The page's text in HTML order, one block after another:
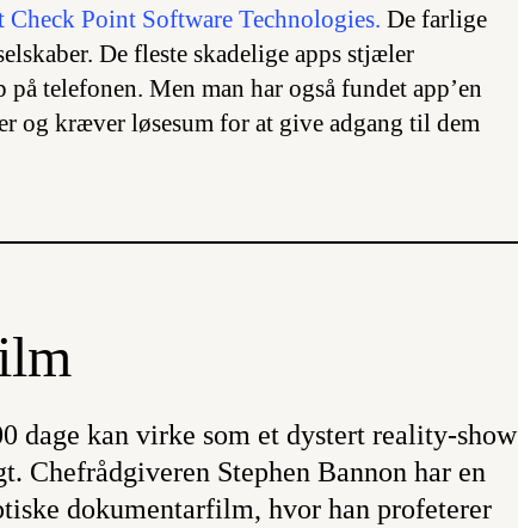
Point Software Technologies. De farlige
De fleste skadelige apps stjæler
telefonen. Men man har også fundet app’en
og kræver løsesum for at give adgang til dem
dage kan virke som et dystert reality-show
Chefrådgiveren Stephen Bannon har en
dokumentarfilm, hvor han profeterer